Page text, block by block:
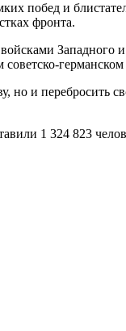
побед и
фронта.
Западного
но и
1 324 823